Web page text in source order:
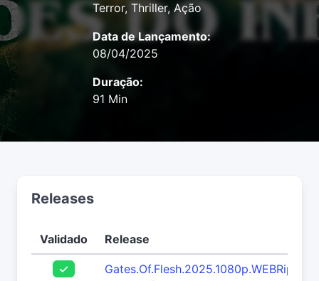
Terror, Thriller, Ação
Data de Lançamento:
08/04/2025
Duração:
91 Min
Releases
Validado Release